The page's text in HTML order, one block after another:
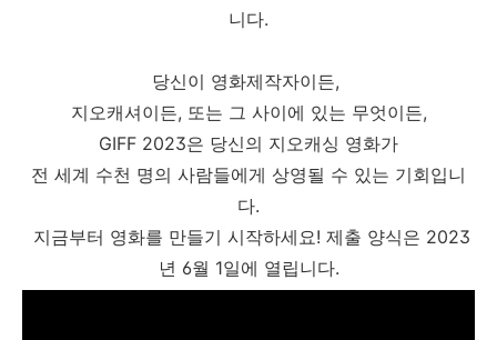
니다.
당신이 영화제작자이든,
지오캐셔이든, 또는 그 사이에 있는 무엇이든,
GIFF 2023은 당신의 지오캐싱 영화가
전 세계 수천 명의 사람들에게 상영될 수 있는 기회입니
다.
지금부터 영화를 만들기 시작하세요! 제출 양식은 2023
년 6월 1일에 열립니다.